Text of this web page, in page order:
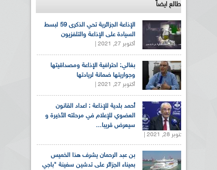
طالع ايضاً
الإذاعة الجزائرية تحي الذكرى 59 لبسط
السيادة على الإذاعة والتلفزيون
أكتوبر 27, 2021 |
بغالي: احترافية الإذاعة ومصداقيتها
وجواريتها ضمانة لريادتها
أكتوبر 27, 2021 |
أحمد بلدية للإذاعة : اعداد القانون
العضوي للإعلام في مرحلته الأخيرة و
سيعرض قريبا...
أكتوبر 28, 2021 |
بن عبد الرحمان يشرف هذا الخميس
بميناء الجزائر على تدشين سفينة "باجي